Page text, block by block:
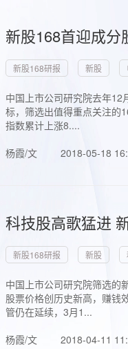
新股168首迎成
新股168研报 新股
中国上市公司研究院去年
标，筛选出值得重点关注的
指数累计上涨8....
杨霞/文
2018-05-18
科技股高歌猛进
新股168研报 新股
中国上市公司研究院筛选的
股票价格创历史新高，赚钱
管仍在延续，3月1...
杨霞/文
2018-04-11